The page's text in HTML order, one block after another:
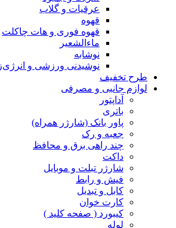
عرقیات و گلاب
قهوه
قهوه فوری و هات چاکلت
ماءالشعیر
نوشابه
نوشیدنی ورزشی و انرژی‌زا
طرح تخفیف
لوازم جانبی و مصرفی
آداپتور
باتری
پاور بانک (شارژر همراه)
جعبه و رک
چند راهی برق و محافظ
داکت
شارژر تبلت و موبایل
فیش و رابط
کابل و تبدیل
کارت خوان
کیبورد ( صفحه کلید )
لوله